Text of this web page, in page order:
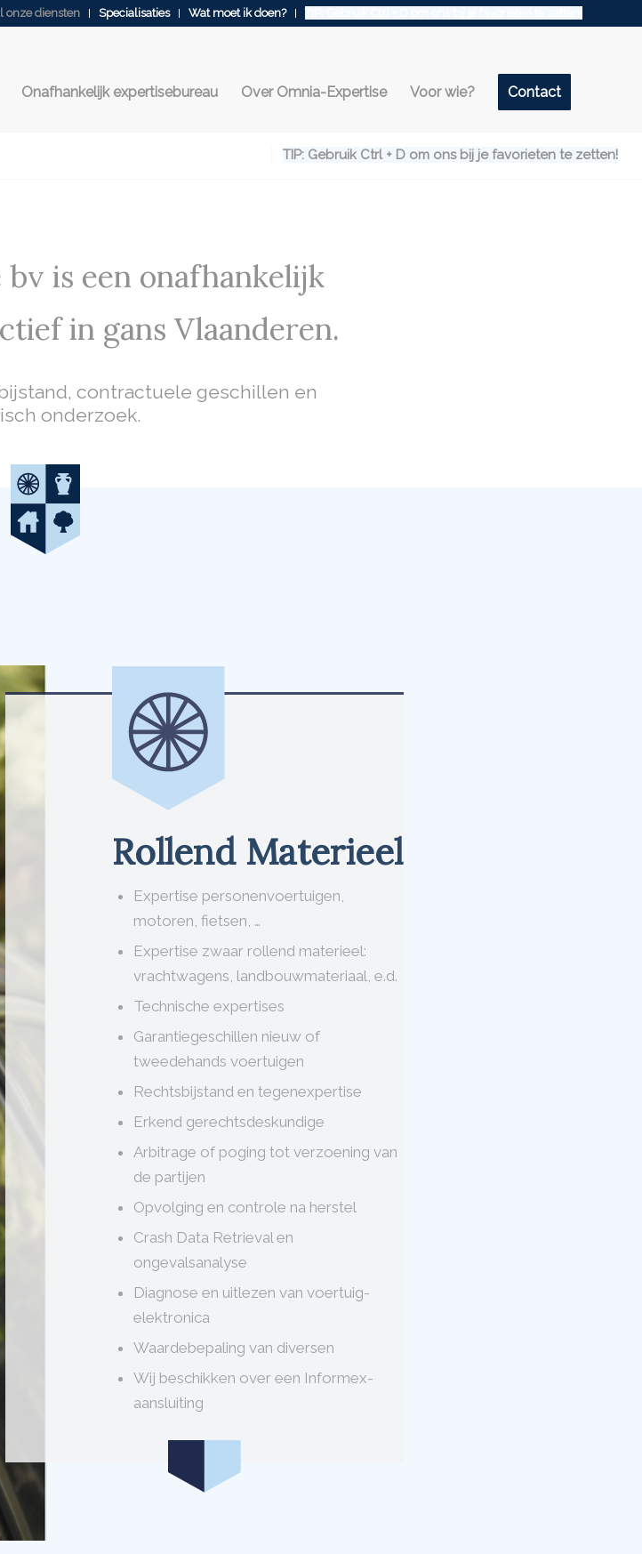
onze diensten Specialisaties Wat moet ik doen?
Onafhankelijk expertisebureau Over Omnia-Expertise Voor wie? Contact
TIP: Gebruik Ctrl + D om ons bij je favorieten te zetten!
is een onafhankelijk
in gans Vlaanderen.
contractuele geschillen en
onderzoek.
Rollend Materieel
Expertise personenvoertuigen,
motoren, fietsen, …
Expertise zwaar rollend materieel:
vrachtwagens, landbouwmateriaal, e.d.
Technische expertises
Garantiegeschillen nieuw of
tweedehands voertuigen
Rechtsbijstand en tegenexpertise
Erkend gerechtsdeskundige
Arbitrage of poging tot verzoening van
de partijen
Opvolging en controle na herstel
Crash Data Retrieval en
ongevalsanalyse
Diagnose en uitlezen van voertuig-
elektronica
Waardebepaling van diversen
Wij beschikken over een Informex-
aansluiting